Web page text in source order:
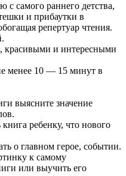
с самого раннего детства,
и прибаутки в
репертуар чтения.
красивыми и интересными
менее 10 — 15 минут в
выясните значение
ребенку, что нового
о главном герое, событии.
к самому
или выучить его